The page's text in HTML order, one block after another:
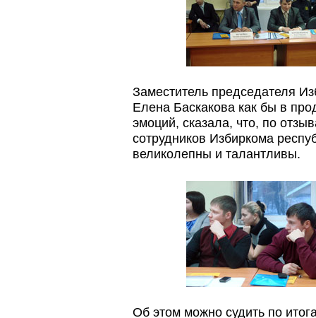
Заместитель председателя
Елена Баскакова как бы в
эмоций, сказала, что, по
сотрудников Избиркома
великолепны и талантливы.
Об этом можно судить по